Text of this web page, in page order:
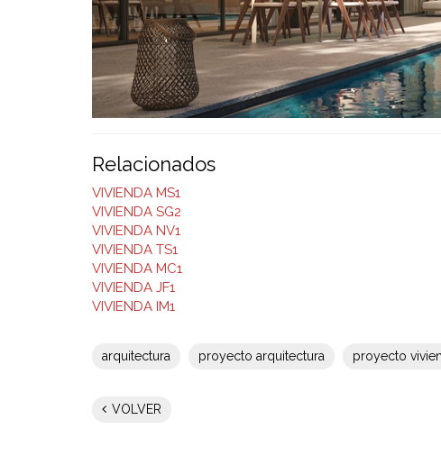
Relacionados
VIVIENDA MS1
VIVIENDA SG2
VIVIENDA NV1
VIVIENDA TS1
VIVIENDA MC1
VIVIENDA JF1
VIVIENDA IM1
arquitectura proyecto arquitectura proyecto
VOLVER